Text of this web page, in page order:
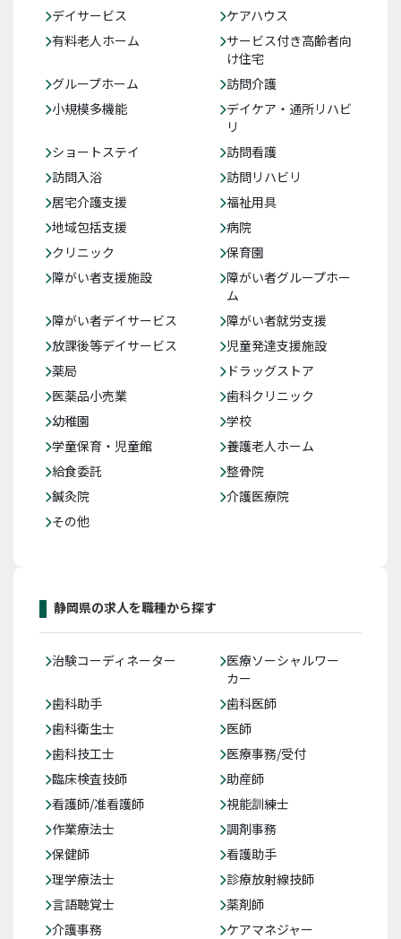
デイサービス
ケアハウス
有料老人ホーム
サービス付き高齢者向
け住宅
グループホーム
訪問介護
小規模多機能
デイケア・通所リハビ
リ
ショートステイ
訪問看護
訪問入浴
訪問リハビリ
居宅介護支援
福祉用具
地域包括支援
病院
クリニック
保育園
障がい者支援施設
障がい者グループホー
ム
障がい者デイサービス
障がい者就労支援
放課後等デイサービス
児童発達支援施設
薬局
ドラッグストア
医薬品小売業
歯科クリニック
幼稚園
学校
学童保育・児童館
養護老人ホーム
給食委託
整骨院
鍼灸院
介護医療院
その他
静岡県の求人を職種から探す
治験コーディネーター
医療ソーシャルワー
カー
歯科助手
歯科医師
歯科衛生士
医師
歯科技工士
医療事務/受付
臨床検査技師
助産師
看護師/准看護師
視能訓練士
作業療法士
調剤事務
保健師
看護助手
理学療法士
診療放射線技師
言語聴覚士
薬剤師
介護事務
ケアマネジャー